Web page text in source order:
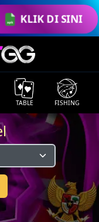
KLIK DI SINI
TABLE FISHING